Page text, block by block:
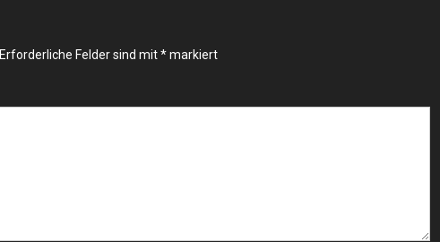
Erforderliche Felder sind mit*markiert